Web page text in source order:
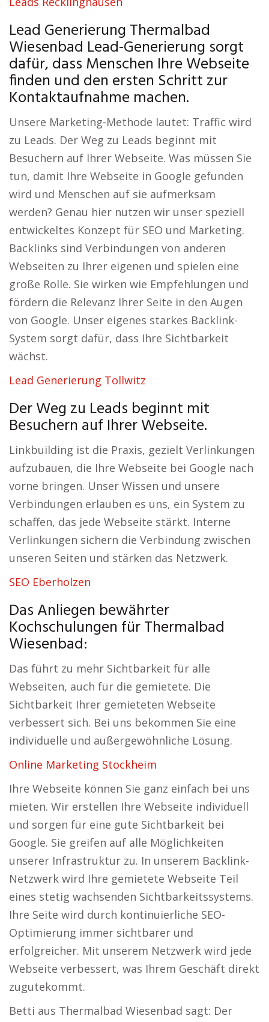
Lead Generierung Thermalbad
Wiesenbad Lead-Generierung sorgt
dafür, dass Menschen Ihre Webseite
finden und den ersten Schritt zur
Kontaktaufnahme machen.
Unsere Marketing-Methode lautet: Traffic wird
zu Leads. Der Weg zu Leads beginnt mit
Besuchern auf Ihrer Webseite. Was müssen Sie
tun, damit Ihre Webseite in Google gefunden
wird und Menschen auf sie aufmerksam
werden? Genau hier nutzen wir unser speziell
entwickeltes Konzept für SEO und Marketing.
Backlinks sind Verbindungen von anderen
Webseiten zu Ihrer eigenen und spielen eine
große Rolle. Sie wirken wie Empfehlungen und
fördern die Relevanz Ihrer Seite in den Augen
von Google. Unser eigenes starkes Backlink-
System sorgt dafür, dass Ihre Sichtbarkeit
wächst.
Lead Generierung Tollwitz
Der Weg zu Leads beginnt mit
Besuchern auf Ihrer Webseite.
Linkbuilding ist die Praxis, gezielt Verlinkungen
aufzubauen, die Ihre Webseite bei Google nach
vorne bringen. Unser Wissen und unsere
Verbindungen erlauben es uns, ein System zu
schaffen, das jede Webseite stärkt. Interne
Verlinkungen sichern die Verbindung zwischen
unseren Seiten und stärken das Netzwerk.
SEO Eberholzen
Das Anliegen bewährter
Kochschulungen für Thermalbad
Wiesenbad:
Das führt zu mehr Sichtbarkeit für alle
Webseiten, auch für die gemietete. Die
Sichtbarkeit Ihrer gemieteten Webseite
verbessert sich. Bei uns bekommen Sie eine
individuelle und außergewöhnliche Lösung.
Online Marketing Stockheim
Ihre Webseite können Sie ganz einfach bei uns
mieten. Wir erstellen Ihre Webseite individuell
und sorgen für eine gute Sichtbarkeit bei
Google. Sie greifen auf alle Möglichkeiten
unserer Infrastruktur zu. In unserem Backlink-
Netzwerk wird Ihre gemietete Webseite Teil
eines stetig wachsenden Sichtbarkeitssystems.
Ihre Seite wird durch kontinuierliche SEO-
Optimierung immer sichtbarer und
erfolgreicher. Mit unserem Netzwerk wird jede
Webseite verbessert, was Ihrem Geschäft direkt
zugutekommt.
Betti aus Thermalbad Wiesenbad sagt: Der